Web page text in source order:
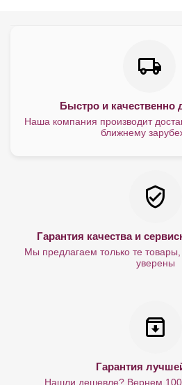
Быстро и качественно
Наша компания производит
ближнему
Гарантия качества и
Мы предлагаем только те
уверены
Гарантия
Нашли дешевле? Вернем